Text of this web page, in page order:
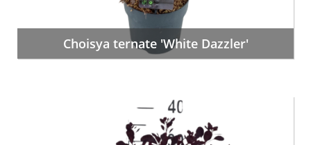
Choisya ternate 'White Dazzler'